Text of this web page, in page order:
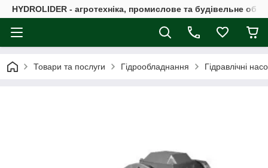
HYDROLIDER - агротехніка, промислове та будівельне
Товари та послуги Гідрообладнання Гідравлічні